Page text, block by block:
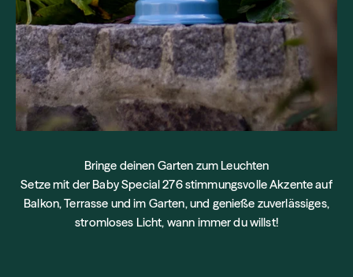
Bringe deinen Garten zum Leuchten
Setze mit der Baby Special 276 stimmungsvolle Akzente auf
Balkon, Terrasse und im Garten, und genieße zuverlässiges,
stromloses Licht, wann immer du willst!